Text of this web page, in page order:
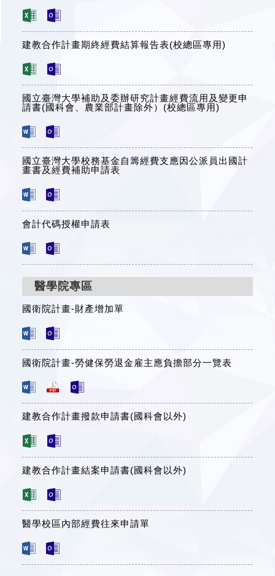
建教合作計畫期終經費結算報告表(校總區專用)
國立臺灣大學補助及委辦研究計畫經費流用及變更申
請書(國科會、農業部計畫除外）(校總區專用)
國立臺灣大學校務基金自籌經費支應因公派員出國計
畫書及經費補助申請表
會計代碼授權申請表
醫學院專區
國衛院計畫-財產增加單
國衛院計畫-勞健保勞退金雇主應負擔部分一覽表
建教合作計畫撥款申請書(國科會以外)
建教合作計畫結案申請書(國科會以外)
醫學校區內部經費往來申請單